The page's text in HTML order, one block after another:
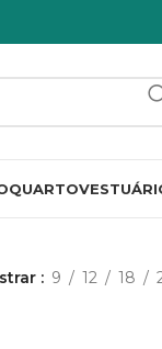
QUARTO
9 12 18